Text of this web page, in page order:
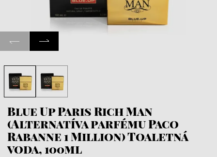
Blue Up Paris Rich Man
(Alternatíva parfému Paco
Rabanne 1 Million) Toaletná
voda, 100ml